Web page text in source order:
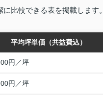
比較できる表を掲載します。
平均坪単価（共益費込）
円／坪
円／坪